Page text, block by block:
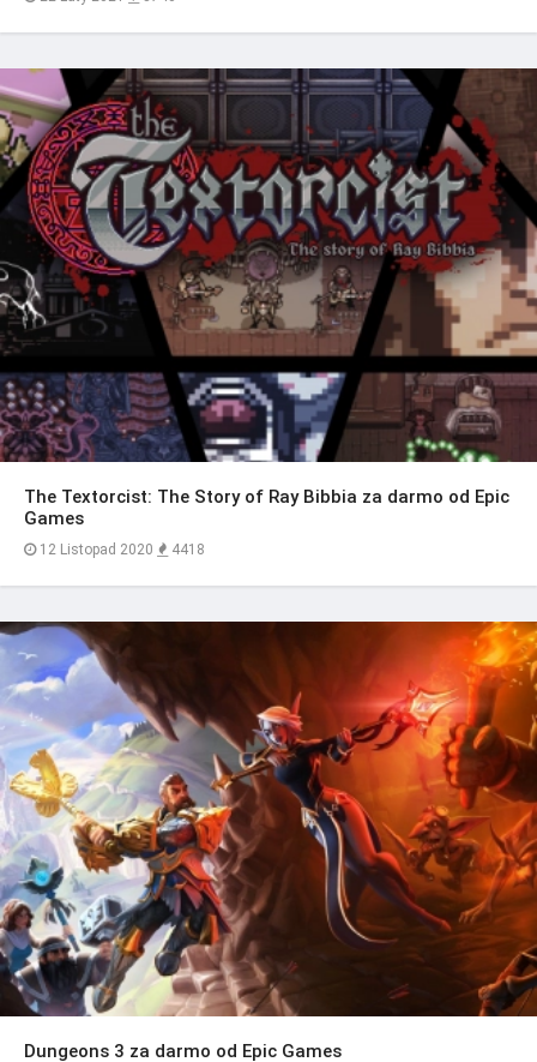
The Textorcist: The Story of Ray Bibbia za darmo od Epic
Games
12 Listopad 2020 4418
Dungeons 3 za darmo od Epic Games